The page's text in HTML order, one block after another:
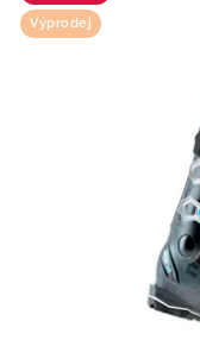
ů
t Výprodej